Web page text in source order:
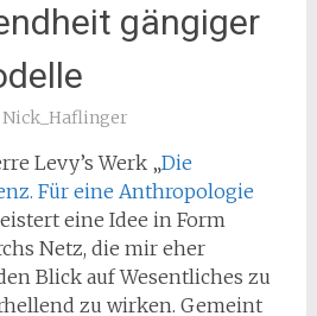
gängiger
Nick_Haflinger
Levy’s Werk „Die
Für eine Anthropologie
eine Idee in Form
Netz, die mir eher
Blick auf Wesentliches zu
zu wirken. Gemeint